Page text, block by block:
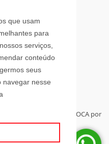
que usam
para
serviços,
conteúdo
seus
navegar nesse
Maluche